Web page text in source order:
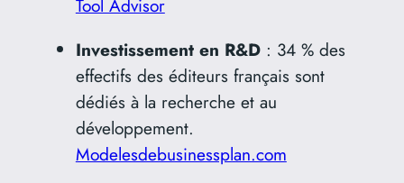
Tool Advisor
Investissement en R&D: 34 % des
effectifs des éditeurs français sont
dédiés à la recherche et au
développement.
Modelesdebusinessplan.com